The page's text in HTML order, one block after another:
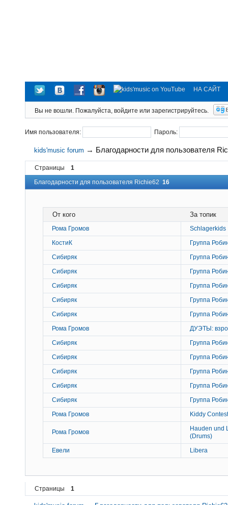
НА САЙТ
Вы не вошли. Пожалуйста, войдите или зарегистрируйтесь.
Имя пользователя: Пароль:
kids'music forum → Благодарности для пользователя
Страницы
1
Благодарности для пользователя Richie62 16
От кого За топик
Рома Громов
Schlagerkids
КостиК
Группа
Сибиряк
Группа
Сибиряк
Группа
Сибиряк
Группа
Сибиряк
Группа
Сибиряк
Группа
Рома Громов
ДУЭТЫ:
Сибиряк
Группа
Сибиряк
Группа
Сибиряк
Группа
Сибиряк
Группа
Сибиряк
Группа
Рома Громов
Kiddy Contest
Рома Громов
Hauden und
(Drums)
Евели
Libera
Страницы 1